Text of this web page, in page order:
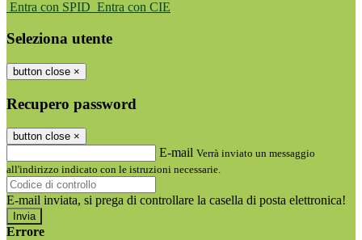
Entra con SPID Entra con CIE
Seleziona utente
button close ×
Recupero password
button close ×
E-mail Verrà inviato un messaggio
all'indirizzo indicato con le istruzioni necessarie.
E-mail inviata, si prega di controllare la casella di posta elettronica!
Errore